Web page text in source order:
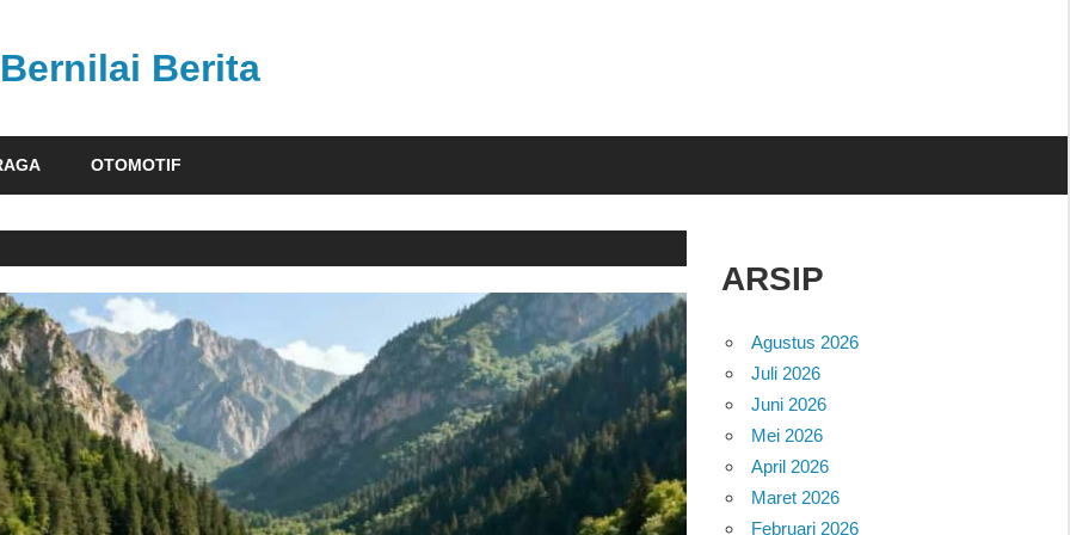
Berita
OTOMOTIF
ARSIP
Agustus 2026
Juli 2026
Juni 2026
Mei 2026
April 2026
Maret 2026
Februari 2026